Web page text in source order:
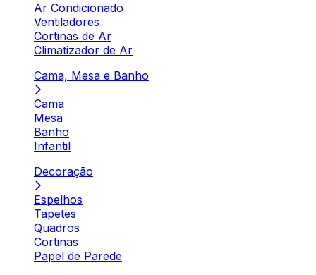
Ar Condicionado
Ventiladores
Cortinas de Ar
Climatizador de Ar
Cama, Mesa e Banho
Cama
Mesa
Banho
Infantil
Decoração
Espelhos
Tapetes
Quadros
Cortinas
Papel de Parede